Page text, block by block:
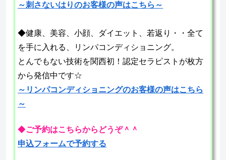
～刺さないはりのお客様の声はこちら～
◆健康、美容、小顔、ダイエット、若返り・・全て
を手に入れる、リンパコンディショニング。
とんでもない技術を関西初！認定セラピストが枚方
から発信中です☆
～リンパコンディショニングのお客様の声はこちら
～
◆ご予約はこちらからどうぞ＾＾
申込フォームで予約する